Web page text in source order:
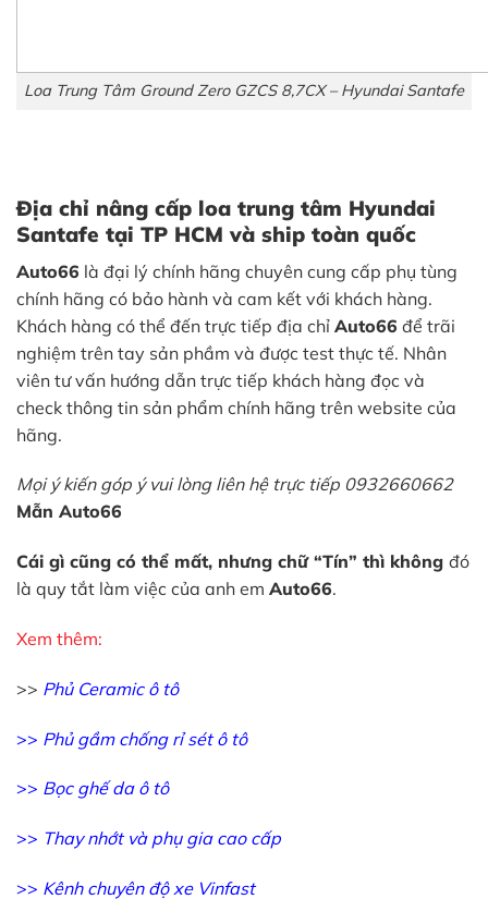
Loa Trung Tâm Ground Zero GZCS 8,7CX – Hyundai Santafe
Địa chỉ nâng cấp loa trung tâm Hyundai
Santafe tại TP HCM và ship toàn quốc
Auto66 là đại lý chính hãng chuyên cung cấp phụ tùng
chính hãng có bảo hành và cam kết với khách hàng.
Khách hàng có thể đến trực tiếp địa chỉ Auto66 để trãi
nghiệm trên tay sản phầm và được test thực tế. Nhân
viên tư vấn hướng dẫn trực tiếp khách hàng đọc và
check thông tin sản phẩm chính hãng trên website của
hãng.
Mọi ý kiến góp ý vui lòng liên hệ trực tiếp 0932660662
Mẫn Auto66
Cái gì cũng có thể mất, nhưng chữ “Tín” thì không đó
là quy tắt làm việc của anh em Auto66.
Xem thêm:
>> Phủ Ceramic ô tô
>> Phủ gầm chống rỉ sét ô tô
>> Bọc ghế da ô tô
>> Thay nhớt và phụ gia cao cấp
>> Kênh chuyên độ xe Vinfast